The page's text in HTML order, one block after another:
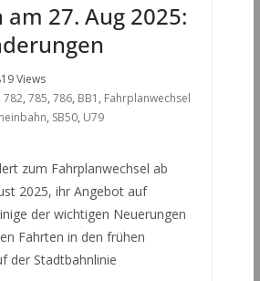
27. Aug 2025:
Views
782, 785, 786, BB1 , Fahrplanwechsel
, SB50, U79
zum Fahrplanwechsel ab
2025, ihr Angebot auf
der wichtigen Neuerungen
Fahrten in den frühen
der Stadtbahnlinie